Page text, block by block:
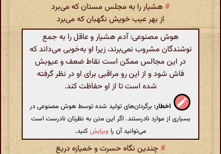
# هشیار را به مجلس مستان که می‌برد
از بهر عیب خویش نگهبان که می‌برد
هوش مصنوعی: آدم هشیار و عاقل را به جمع
نوشندگان مشروب نمی‌برند، زیرا او به‌خوبی می‌داند که
در این مجالس ممکن است نقاط ضعف و عیوبش
فاش شود و از این رو مراقبی برای او در نظر گرفته
شده است تا از او حفاظت کند.
اخطار: برگردان‌های تولید شده توسط هوش مصنوعی در
بسیاری از موارد نادرستند. اگر این متن به نظرتان نادرست است
می‌توانید آن را ویرایشکنید.
# چندین نگاه حسرت و خمیازه دریغ